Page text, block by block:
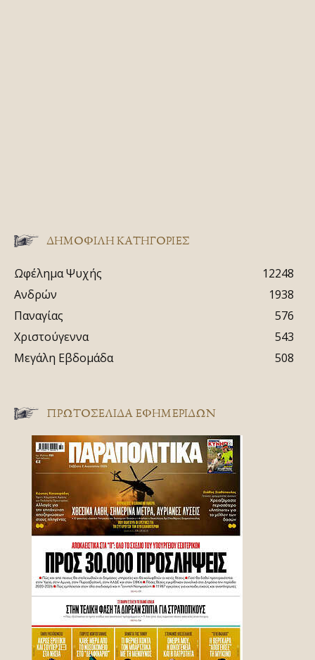
ΔΗΜΟΦΙΛΗ ΚΑΤΗΓΟΡΙΕΣ
Ωφέλημα Ψυχής
12248
Ανδρών
1938
Παναγίας
576
Χριστούγεννα
543
Μεγάλη Εβδομάδα
508
ΠΡΩΤΟΣΈΛΙΔΑ ΕΦΗΜΕΡΊΔΩΝ